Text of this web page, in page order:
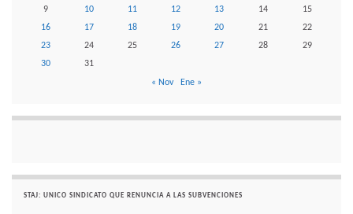
9
10 11 12 13 14
15
16
17 18 19 20 21
22
23
24 25 26 27 28
29
30
31
« Nov
Ene »
STAJ: UNICO SINDICATO QUE RENUNCIA A LAS SUBVENCIONES